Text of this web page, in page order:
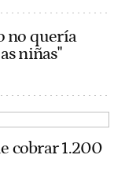
no quería
niñas"
cobrar 1.200